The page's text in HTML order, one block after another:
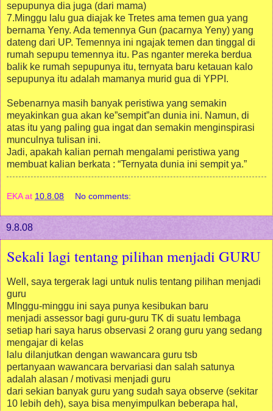
sepupunya dia juga (dari mama)
7.Minggu lalu gua diajak ke Tretes ama temen gua yang
bernama Yeny. Ada temennya Gun (pacarnya Yeny) yang
dateng dari UP. Temennya ini ngajak temen dan tinggal di
rumah sepupu temennya itu. Pas nganter mereka berdua
balik ke rumah sepupunya itu, ternyata baru ketauan kalo
sepupunya itu adalah mamanya murid gua di YPPI.
Sebenarnya masih banyak peristiwa yang semakin
meyakinkan gua akan ke”sempit”an dunia ini. Namun, di
atas itu yang paling gua ingat dan semakin menginspirasi
munculnya tulisan ini.
Jadi, apakah kalian pernah mengalami peristiwa yang
membuat kalian berkata : “Ternyata dunia ini sempit ya.”
EKA at 10.8.08 No comments:
9.8.08
Sekali lagi tentang pilihan menjadi GURU
Well, saya tergerak lagi untuk nulis tentang pilihan menjadi
guru
MInggu-minggu ini saya punya kesibukan baru
menjadi assessor bagi guru-guru TK di suatu lembaga
setiap hari saya harus observasi 2 orang guru yang sedang
mengajar di kelas
lalu dilanjutkan dengan wawancara guru tsb
pertanyaan wawancara bervariasi dan salah satunya
adalah alasan / motivasi menjadi guru
dari sekian banyak guru yang sudah saya observe (sekitar
10 lebih deh), saya bisa menyimpulkan beberapa hal,